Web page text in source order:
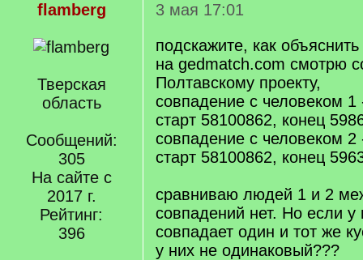
flamberg
Тверская
область
Сообщений:
305
На сайте с
2017 г.
Рейтинг:
396
3 мая 17:01
подскажите, как
на gedmatch.com смотрю
Полтавскому проекту,
совпадение с человеком
старт 58100862, конец
совпадение с человеком
старт 58100862, конец
сравниваю людей 1 и 2
совпадений нет. Но если
совпадает один и тот же
у них не одинаковый???